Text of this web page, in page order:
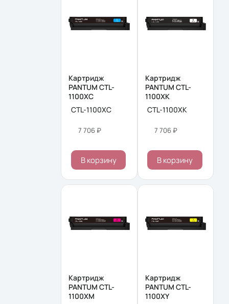
Картридж
PANTUM CTL-
1100XC
CTL-1100XC
7 706 ₽
В корзину
Картридж
PANTUM CTL-
1100XK
CTL-1100XK
7 706 ₽
В корзину
Картридж
PANTUM CTL-
1100XM
Картридж
PANTUM CTL-
1100XY